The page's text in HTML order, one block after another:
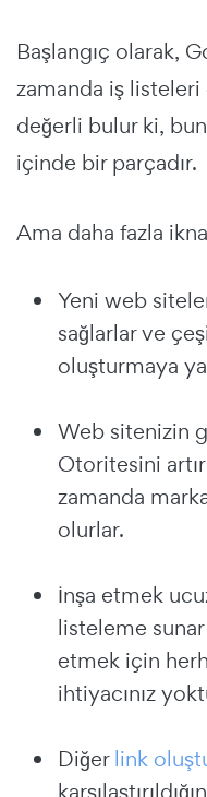
Başlangıç olarak,
zamanda iş
değerli bulur ki,
içinde bir parçadır.
Ama daha fazla
Yeni web
sağlarlar ve
oluşturmaya
Web sitenizin
Otoritesini
zamanda
olurlar.
İnşa etmek
listeleme
etmek için
ihtiyacınız
Diğerlink